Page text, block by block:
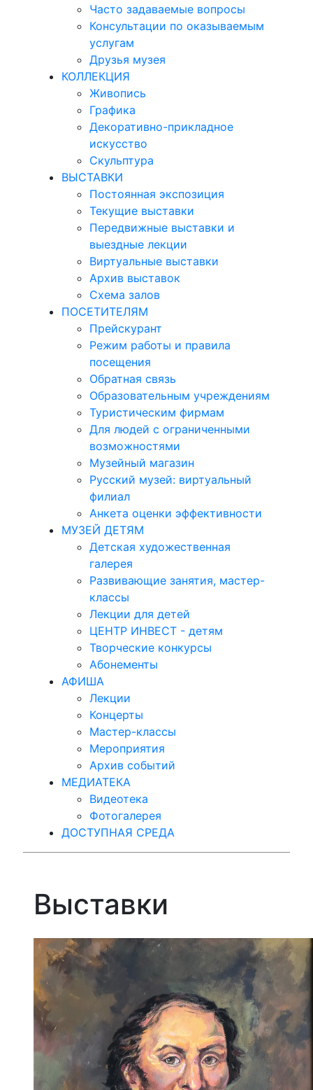
Часто задаваемые вопросы
Консультации по оказываемым
услугам
Друзья музея
КОЛЛЕКЦИЯ
Живопись
Графика
Декоративно-прикладное
искусство
Скульптура
ВЫСТАВКИ
Постоянная экспозиция
Текущие выставки
Передвижные выставки и
выездные лекции
Виртуальные выставки
Архив выставок
Схема залов
ПОСЕТИТЕЛЯМ
Прейскурант
Режим работы и правила
посещения
Обратная связь
Образовательным учреждениям
Туристическим фирмам
Для людей с ограниченными
возможностями
Музейный магазин
Русский музей: виртуальный
филиал
Анкета оценки эффективности
МУЗЕЙ ДЕТЯМ
Детская художественная
галерея
Развивающие занятия, мастер-
классы
Лекции для детей
ЦЕНТР ИНВЕСТ - детям
Творческие конкурсы
Абонементы
АФИША
Лекции
Концерты
Мастер-классы
Мероприятия
Архив событий
МЕДИАТЕКА
Видеотека
Фотогалерея
ДОСТУПНАЯ СРЕДА
Выставки